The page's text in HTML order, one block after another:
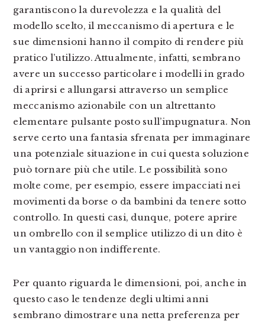
garantiscono la durevolezza e la qualità del
modello scelto, il meccanismo di apertura e le
sue dimensioni hanno il compito di rendere più
pratico l’utilizzo. Attualmente, infatti, sembrano
avere un successo particolare i modelli in grado
di aprirsi e allungarsi attraverso un semplice
meccanismo azionabile con un altrettanto
elementare pulsante posto sull’impugnatura. Non
serve certo una fantasia sfrenata per immaginare
una potenziale situazione in cui questa soluzione
può tornare più che utile. Le possibilità sono
molte come, per esempio, essere impacciati nei
movimenti da borse o da bambini da tenere sotto
controllo. In questi casi, dunque, potere aprire
un ombrello con il semplice utilizzo di un dito è
un vantaggio non indifferente.
Per quanto riguarda le dimensioni, poi, anche in
questo caso le tendenze degli ultimi anni
sembrano dimostrare una netta preferenza per